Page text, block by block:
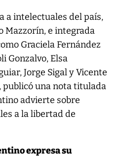
a intelectuales del país,
Mazzorín, e integrada
Graciela Fernández
Gonzalvo, Elsa
Jorge Sigal y Vicente
publicó una nota titulada
advierte sobre
a la libertad de
expresa su